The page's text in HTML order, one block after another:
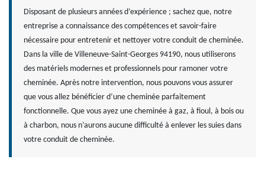
Disposant de plusieurs années d’expérience ; sachez que, notre
entreprise a connaissance des compétences et savoir-faire
nécessaire pour entretenir et nettoyer votre conduit de cheminée.
Dans la ville de Villeneuve-Saint-Georges 94190, nous utiliserons
des matériels modernes et professionnels pour ramoner votre
cheminée. Après notre intervention, nous pouvons vous assurer
que vous allez bénéficier d’une cheminée parfaitement
fonctionnelle. Que vous ayez une cheminée à gaz, à fioul, à bois ou
à charbon, nous n’aurons aucune difficulté à enlever les suies dans
votre conduit de cheminée.